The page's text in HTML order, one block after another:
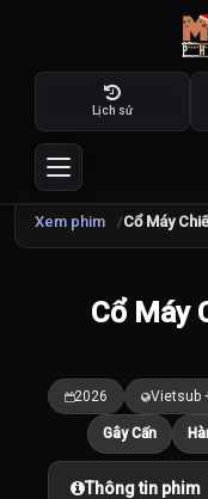
Lịch sử
Xem phim Cổ Máy
Cổ Máy
2026 Vietsub
Gây Cấn
Thông tin phim